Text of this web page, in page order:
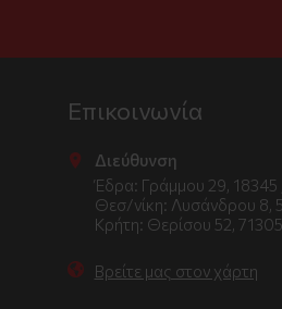
Επικοινωνία
Διεύθυνση
Έδρα: Γράμμου 29, 18345
Θεσ/νίκη: Λυσάνδρου 8,
Κρήτη: Θερίσου 52,
Βρείτε μας στον χάρτη